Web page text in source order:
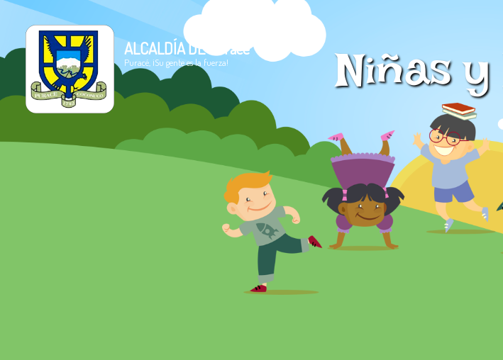
ALCALDÍA DE Puracé
Puracé, ¡Su gente es la fuerza! Niñas